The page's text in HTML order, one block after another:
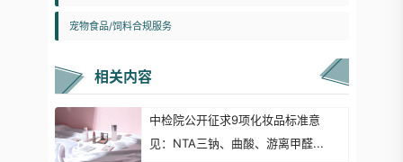
宠物食品/饲料合规服务
相关内容
中检院公开征求9项化妆品标准意
见：NTA三钠、曲酸、游离甲醛...